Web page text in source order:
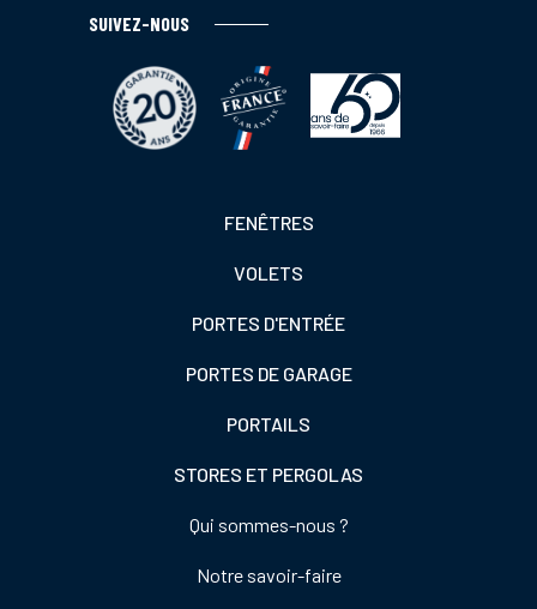
SUIVEZ-NOUS
FENÊTRES
VOLETS
PORTES D'ENTRÉE
PORTES DE GARAGE
PORTAILS
STORES ET PERGOLAS
Qui sommes-nous ?
Notre savoir-faire